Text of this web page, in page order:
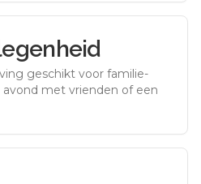
geschikt voor familie-
met vrienden of een